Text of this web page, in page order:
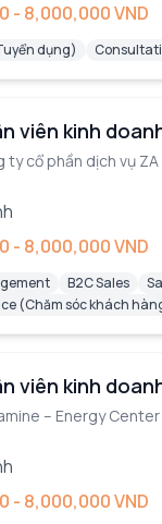
- 8,000,000 VND
dụng)
viên kinh
ty cổ phần dịch vụ
- 8,000,000 VND
B2C Sales
(Chăm sóc khách
viên kinh
– Energy Center
- 8,000,000 VND